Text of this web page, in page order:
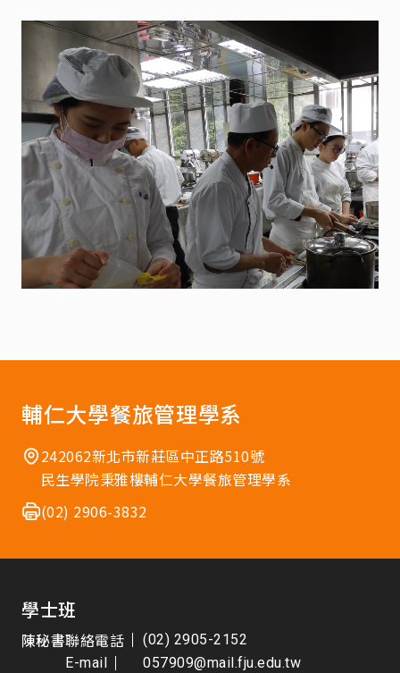
輔仁大學餐旅管理學系
242062新北市新莊區中正路510號
民生學院秉雅樓輔仁大學餐旅管理學系
(02) 2906-3832
學士班
陳秘書聯絡電話
(02) 2905-2152
E-mail
057909@mail.fju.edu.tw